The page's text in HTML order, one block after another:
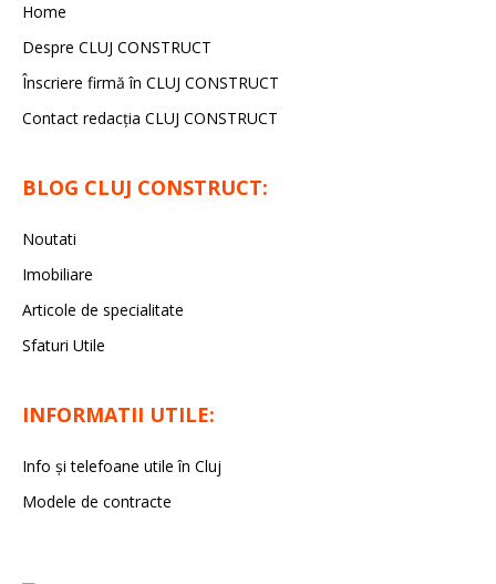
Home
Despre CLUJ CONSTRUCT
Înscriere firmă în CLUJ CONSTRUCT
Contact redacția CLUJ CONSTRUCT
BLOG CLUJ CONSTRUCT:
Noutati
Imobiliare
Articole de specialitate
Sfaturi Utile
INFORMATII UTILE:
Info și telefoane utile în Cluj
Modele de contracte